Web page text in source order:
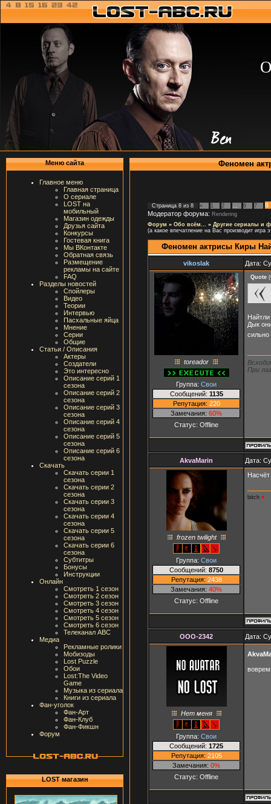
Меню сайта
Главное меню
Главная страница
О сериале
LOST на
мобильный
Магазин одежды
Друзья сайта
Конкурсы
Гостевая книга
Мы ВКонтакте
Обратная связь
Размещение
рекламы на сайте
FAQ
Разделы новостей
Спойлеры
Видео
Теории
Интервью
Пасхальные яйца
Мнение
Серии
Общие
Статьи / Описания
Актеры
Создатели
Это интересно
Описание серий 1
сезона
Описание серий 2
сезона
Описание серий 3
сезона
Описание серий 4
сезона
Описание серий 5
сезона
Описание серий 6
сезона
Скачать
Скачать серии 1
сезона
Скачать серии 2
сезона
Скачать серии 3
сезона
Скачать серии 4
сезона
Скачать серии 5
сезона
Скачать серии 6
сезона
Субтитры
Бонусы
Инструкции
Онлайн
Смотреть 1 сезон
Смотреть 2 сезон
Смотреть 3 сезон
Смотреть 4 сезон
Смотреть 5 сезон
Смотреть 6 сезон
Телеканал ABC
Медиа
Рекламные ролики
Мобизоды
Lost Puzzle
Обои
Lost:The Video
Game
Музыка из сериала
Книги из сериала
Фан-уголок
Фан-Арт
Фан-Клуб
Фан-Фикшн
Форум
LOST магазин
Феномен
Страница 8 из 8 « 1 2 6 7
8
Модератор форума: Rendering
Форум » Обо всём... » Другие сериалы и
(а какое впечатление на Вас производит игра
Феномен актрисы Киры
vikoslak Дата:
toreador
Группа: Свои
Сообщений: 1135
Репутация: 220
Замечания: 60%
Статус: Offline
Quote (
Дык
При
AkvaMarin Дата:
frozen twilight
Группа: Свои
Сообщений: 8750
Репутация: 2438
Замечания: 40%
Статус: Offline
bitch ♥
OOO-2342 Дата:
Нет меня
Группа: Свои
Сообщений: 1725
Репутация: 2105
Замечания: 0%
Статус: Offline